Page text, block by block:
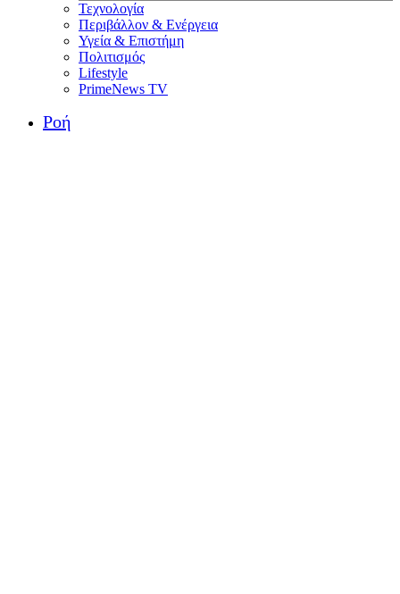
Τεχνολογία
Περιβάλλον & Ενέργεια
Υγεία & Επιστήμη
Πολιτισμός
Lifestyle
PrimeNews TV
Ροή